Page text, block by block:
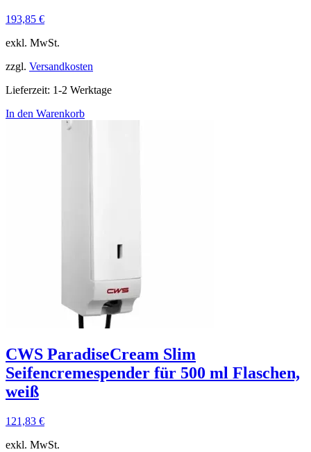
193,85 €
exkl. MwSt.
zzgl. Versandkosten
Lieferzeit: 1-2 Werktage
In den Warenkorb
CWS ParadiseCream Slim
Seifencremespender für 500 ml Flaschen,
weiß
121,83 €
exkl. MwSt.